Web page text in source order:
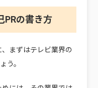
PRの書き方
まずはテレビ業界の
う。